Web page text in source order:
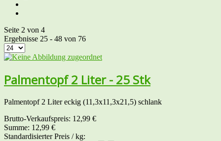
Seite 2 von 4
Ergebnisse 25 - 48 von 76
Palmentopf 2 Liter - 25 Stk
Palmentopf 2 Liter eckig (11,3x11,3x21,5) schlank
Brutto-Verkaufspreis: 12,99 €
Summe: 12,99 €
Standardisierter Preis / kg: